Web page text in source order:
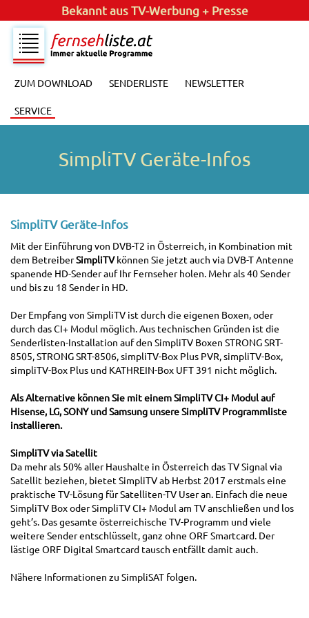
Bekannt ausTV-Werbung + Presse
ZUM DOWNLOAD SENDERLISTE NEWSLETTER
SERVICE
SimpliTV Geräte-Infos
SimpliTV Geräte-Infos
Mit der Einführung von DVB-T2 in Österreich, in Kombination mit
dem BetreiberSimpliTVkönnen Sie jetzt auch via DVB-T Antenne
spanende HD-Sender auf Ihr Fernseher holen. Mehr als 40 Sender
und bis zu 18 Sender in HD.
Der Empfang von SimpliTV ist durch die eigenen Boxen, oder
durch das CI+ Modul möglich. Aus technischen Gründen ist die
Senderlisten-Installation auf den SimpliTV Boxen STRONG SRT-
8505, STRONG SRT-8506, simpliTV-Box Plus PVR, simpliTV-Box,
simpliTV-Box Plus und KATHREIN-Box UFT 391 nicht möglich.
Als Alternative können Sie mit einem SimpliTV CI+ Modul auf
Hisense, LG, SONY und Samsung unsere SimpliTV Programmliste
installieren.
SimpliTV via Satellit
Da mehr als 50% aller Haushalte in Österreich das TV Signal via
Satellit beziehen, bietet SimpliTV ab Herbst 2017 erstmals eine
praktische TV-Lösung für Satelliten-TV User an. Einfach die neue
SimpliTV Box oder SimpliTV CI+ Modul am TV anschließen und los
geht’s. Das gesamte österreichische TV-Programm und viele
weitere Sender entschlüsselt, ganz ohne ORF Smartcard. Der
lästige ORF Digital Smartcard tausch entfällt damit auch.
Nähere Informationen zu SimpliSAT folgen.